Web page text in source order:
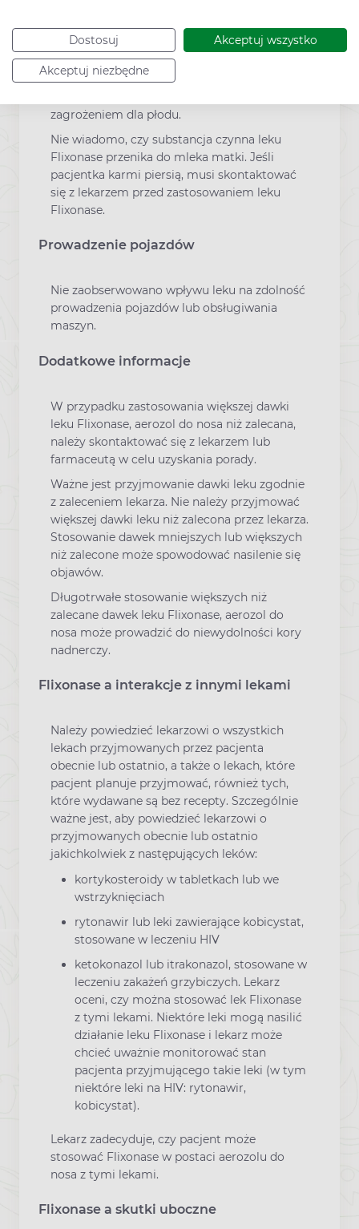
Dostosuj Akceptuj wszystko
Akceptuj niezbędne
Lek Flixonase, aerozol do nosa może być
stosowany u kobiet w ciąży jedynie w
przypadkach, gdy w opinii lekarza korzyść dla
zagrożeniem dla płodu.
Nie wiadomo, czy substancja czynna leku
Flixonase przenika do mleka matki. Jeśli
pacjentka karmi piersią, musi skontaktować
się z lekarzem przed zastosowaniem leku
Flixonase.
Prowadzenie pojazdów
Nie zaobserwowano wpływu leku na zdolność
prowadzenia pojazdów lub obsługiwania
maszyn.
Dodatkowe informacje
W przypadku zastosowania większej dawki
leku Flixonase, aerozol do nosa niż zalecana,
należy skontaktować się z lekarzem lub
farmaceutą w celu uzyskania porady.
Ważne jest przyjmowanie dawki leku zgodnie
z zaleceniem lekarza. Nie należy przyjmować
większej dawki leku niż zalecona przez lekarza.
Stosowanie dawek mniejszych lub większych
niż zalecone może spowodować nasilenie się
objawów.
Długotrwałe stosowanie większych niż
zalecane dawek leku Flixonase, aerozol do
nosa może prowadzić do niewydolności kory
nadnerczy.
Flixonase a interakcje z innymi lekami
Należy powiedzieć lekarzowi o wszystkich
lekach przyjmowanych przez pacjenta
obecnie lub ostatnio, a także o lekach, które
pacjent planuje przyjmować, również tych,
które wydawane są bez recepty. Szczególnie
ważne jest, aby powiedzieć lekarzowi o
przyjmowanych obecnie lub ostatnio
jakichkolwiek z następujących leków:
kortykosteroidy w tabletkach lub we
wstrzyknięciach
rytonawir lub leki zawierające kobicystat,
stosowane w leczeniu HIV
ketokonazol lub itrakonazol, stosowane w
leczeniu zakażeń grzybiczych. Lekarz
oceni, czy można stosować lek Flixonase
z tymi lekami. Niektóre leki mogą nasilić
działanie leku Flixonase i lekarz może
chcieć uważnie monitorować stan
pacjenta przyjmującego takie leki (w tym
niektóre leki na HIV: rytonawir,
kobicystat).
Lekarz zadecyduje, czy pacjent może
stosować Flixonase w postaci aerozolu do
nosa z tymi lekami.
Flixonase a skutki uboczne